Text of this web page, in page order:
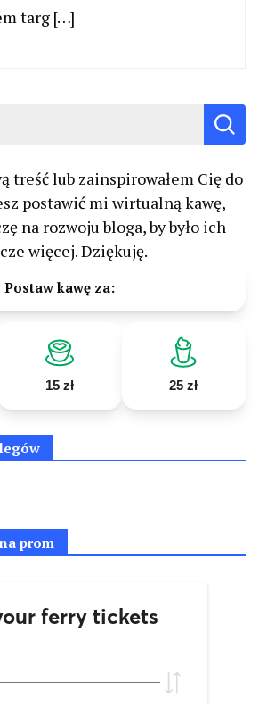
targ […]
treść lub zainspirowałem Cię do
postawić mi wirtualną kawę,
na rozwoju bloga, by było ich
więcej. Dziękuję.
Postaw kawę za:
15 zł 25 zł
prom